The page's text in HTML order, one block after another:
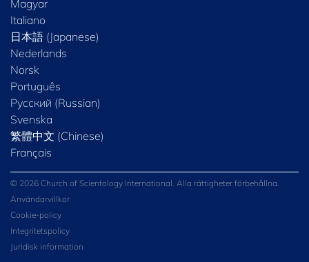
Magyar
Italiano
日本語 (Japanese)
Nederlands
Norsk
Português
Русский (Russian)
Svenska
繁體中文 (Chinese)
Français
© 2026 Church of Scientology International. Alla rättigheter förbehållna.
Användarvillkor
Cookie-policy
Integritetspolicy
Juridisk information